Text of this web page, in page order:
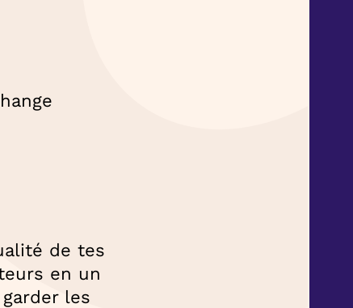
de tes
en un
les